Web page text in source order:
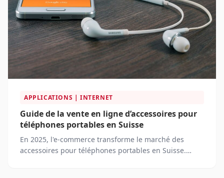
APPLICATIONS | INTERNET
Guide de la vente en ligne d’accessoires pour
téléphones portables en Suisse
En 2025, l'e-commerce transforme le marché des
accessoires pour téléphones portables en Suisse.